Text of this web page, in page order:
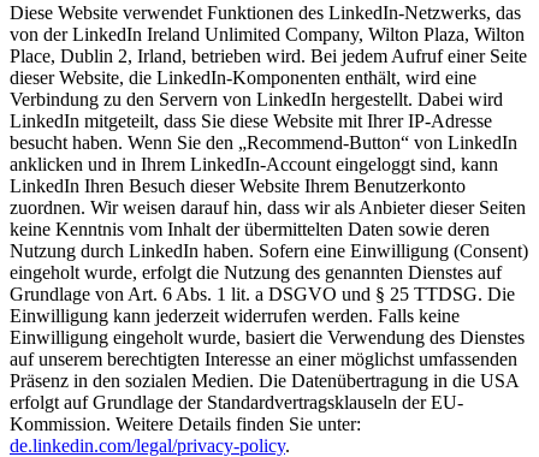
Diese Website verwendet Funktionen des LinkedIn-Netzwerks, das
von der LinkedIn Ireland Unlimited Company, Wilton Plaza, Wilton
Place, Dublin 2, Irland, betrieben wird. Bei jedem Aufruf einer Seite
dieser Website, die LinkedIn-Komponenten enthält, wird eine
Verbindung zu den Servern von LinkedIn hergestellt. Dabei wird
LinkedIn mitgeteilt, dass Sie diese Website mit Ihrer IP-Adresse
besucht haben. Wenn Sie den „Recommend-Button“ von LinkedIn
anklicken und in Ihrem LinkedIn-Account eingeloggt sind, kann
LinkedIn Ihren Besuch dieser Website Ihrem Benutzerkonto
zuordnen. Wir weisen darauf hin, dass wir als Anbieter dieser Seiten
keine Kenntnis vom Inhalt der übermittelten Daten sowie deren
Nutzung durch LinkedIn haben. Sofern eine Einwilligung (Consent)
eingeholt wurde, erfolgt die Nutzung des genannten Dienstes auf
Grundlage von Art. 6 Abs. 1 lit. a DSGVO und § 25 TTDSG. Die
Einwilligung kann jederzeit widerrufen werden. Falls keine
Einwilligung eingeholt wurde, basiert die Verwendung des Dienstes
auf unserem berechtigten Interesse an einer möglichst umfassenden
Präsenz in den sozialen Medien. Die Datenübertragung in die USA
erfolgt auf Grundlage der Standardvertragsklauseln der EU-
Kommission. Weitere Details finden Sie unter:
de.linkedin.com/legal/privacy-policy.